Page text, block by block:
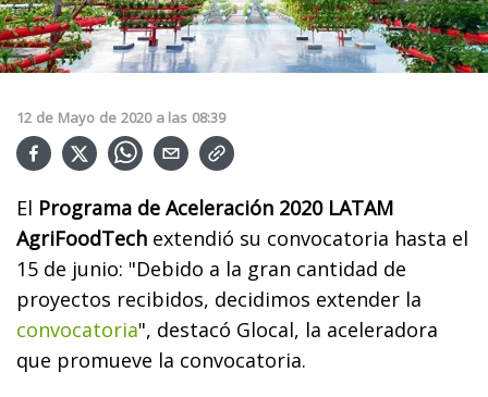
12 de Mayo de 2020 a las 08:39
El Programa de Aceleración 2020 LATAM
AgriFoodTech extendió su convocatoria hasta el
15 de junio: "Debido a la gran cantidad de
proyectos recibidos, decidimos extender la
convocatoria", destacó Glocal, la aceleradora
que promueve la convocatoria.